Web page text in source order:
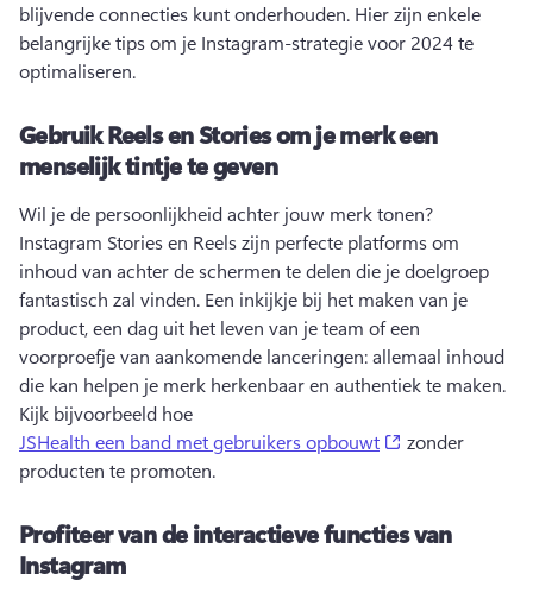
blijvende connecties kunt onderhouden. Hier zijn enkele
belangrijke tips om je Instagram-strategie voor 2024 te
optimaliseren.
Gebruik Reels en Stories om je merk een
menselijk tintje te geven
Instagram Stories en Reels zijn perfecte platforms om
inhoud van achter de schermen te delen die je doelgroep
fantastisch zal vinden. Een inkijkje bij het maken van je
product, een dag uit het leven van je team of een
voorproefje van aankomende lanceringen: allemaal inhoud
Kijk bijvoorbeeld hoe
JSHealth een band met gebruikers opbouwt
(opens in a
zonder
producten te promoten.
Profiteer van de interactieve functies van
Instagram